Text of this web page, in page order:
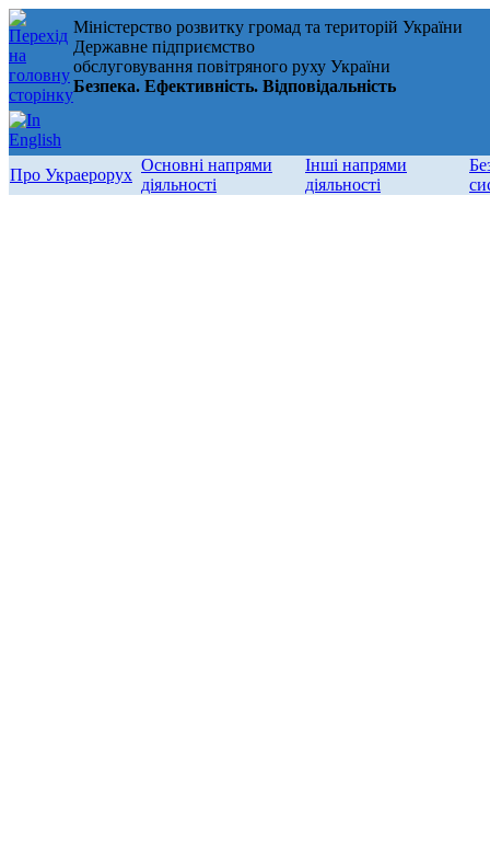
Міністерство розвитку громад та територій України
Державне підприємство
обслуговування повітряного руху України
Безпека. Ефективність. Відповідальність
Про Украерорух
Основні напрями
діяльності
Інші напрями
діяльності